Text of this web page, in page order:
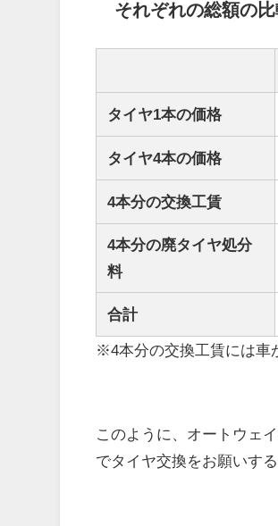
それぞれの総額の
タイヤ1本の価格
タイヤ4本の価格
4本分の交換工賃
4本分の廃タイヤ処分
料
合計
※4本分の交換工賃には車
このように、オートウェ
でタイヤ交換をお願いす